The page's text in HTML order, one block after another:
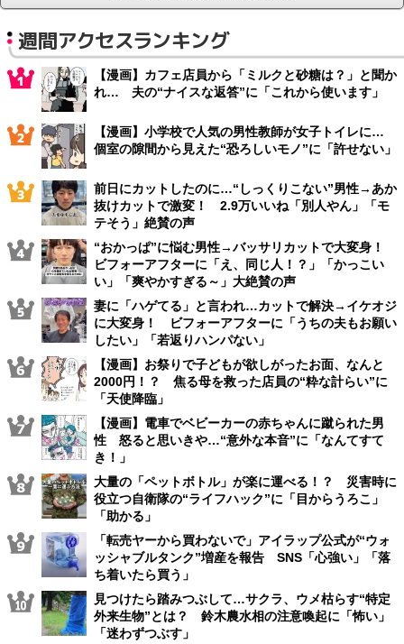
週間アクセスランキング
【漫画】カフェ店員から「ミルクと砂糖は？」と聞か
れ… 夫の“ナイスな返答”に「これから使います」
【漫画】小学校で人気の男性教師が女子トイレに…
個室の隙間から見えた“恐ろしいモノ”に「許せない」
前日にカットしたのに…“しっくりこない”男性→あか
抜けカットで激変！ 2.9万いいね「別人やん」「モ
テそう」絶賛の声
“おかっぱ”に悩む男性→バッサリカットで大変身！
ビフォーアフターに「え、同じ人！？」「かっこい
い」「爽やかすぎる～」大絶賛の声
妻に「ハゲてる」と言われ…カットで解決→イケオジ
に大変身！ ビフォーアフターに「うちの夫もお願い
したい」「若返りハンパない」
【漫画】お祭りで子どもが欲しがったお面、なんと
2000円！？ 焦る母を救った店員の“粋な計らい”に
「天使降臨」
【漫画】電車でベビーカーの赤ちゃんに蹴られた男
性 怒ると思いきや…“意外な本音”に「なんてすて
き！」
大量の「ペットボトル」が楽に運べる！？ 災害時に
役立つ自衛隊の“ライフハック”に「目からうろこ」
「助かる」
「転売ヤーから買わないで」アイラップ公式が“ウォ
ッシャブルタンク”増産を報告 SNS「心強い」「落
ち着いたら買う」
見つけたら踏みつぶして…サクラ、ウメ枯らす“特定
外来生物”とは？ 鈴木農水相の注意喚起に「怖い」
「迷わずつぶす」